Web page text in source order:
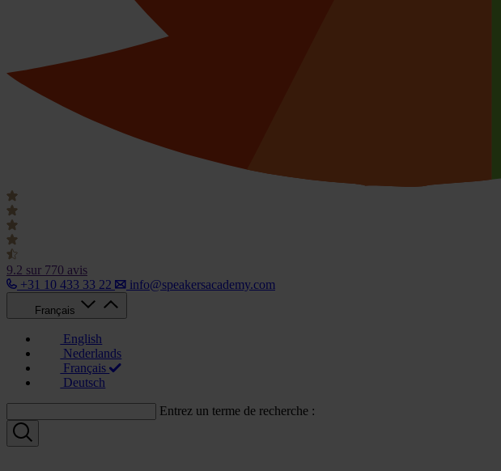
9.2 sur 770 avis
+31 10 433 33 22
info@speakersacademy.com
Français
English
Nederlands
Français
Deutsch
Entrez un terme de recherche :